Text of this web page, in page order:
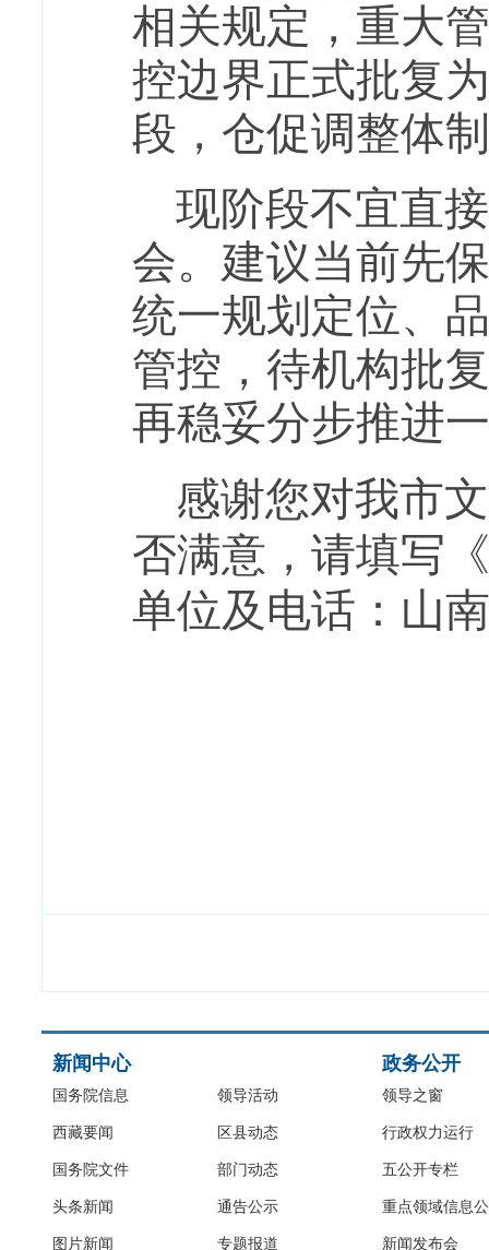
相关规定，重大
控边界正式批复
段，仓促调整体
现阶段不宜直
会。建议当前先
统一规划定位、
管控，待机构批
再稳妥分步推进
感谢您对我市
否满意，请填写
单位及电话：山
新闻中心
国务院信息
西藏要闻
国务院文件
头条新闻
图片新闻
领导活动
区县动态
部门动态
通告公示
专题报道
政务公开
领导之窗
行政权力运行
五公开专栏
重点领域信息
新闻发布会